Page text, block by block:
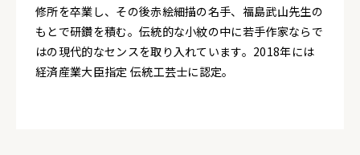
修所を卒業し、その後赤絵細描の名手、福島武山先生の
もとで研鑽を積む。伝統的な小紋の中に若手作家ならで
はの現代的なセンスを取り入れています。2018年には
経済産業大臣指定 伝統工芸士に認定。